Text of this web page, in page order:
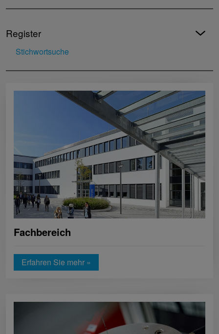
Register
Stichwortsuche
Fachbereich
Erfahren Sie mehr »